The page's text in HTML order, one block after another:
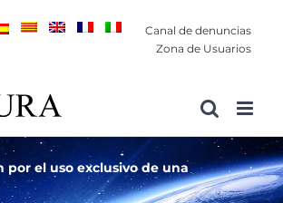
Canal de denuncias
Zona de Usuarios
por el uso exclusivo de una